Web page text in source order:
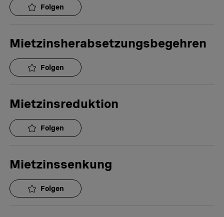
Folgen
Mietzinsherabsetzungsbegehren
Folgen
Mietzinsreduktion
Folgen
Mietzinssenkung
Folgen